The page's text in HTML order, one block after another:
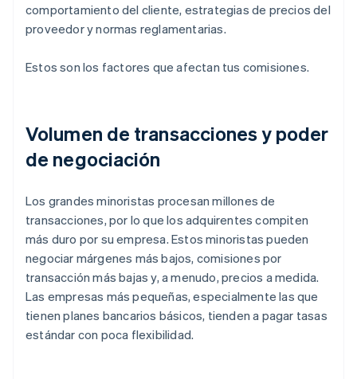
comportamiento del cliente, estrategias de precios del
proveedor y normas reglamentarias.
Estos son los factores que afectan tus comisiones.
Volumen de transacciones y poder
de negociación
Los grandes minoristas procesan millones de
transacciones, por lo que los adquirentes compiten
más duro por su empresa. Estos minoristas pueden
negociar márgenes más bajos, comisiones por
transacción más bajas y, a menudo, precios a medida.
Las empresas más pequeñas, especialmente las que
tienen planes bancarios básicos, tienden a pagar tasas
estándar con poca flexibilidad.